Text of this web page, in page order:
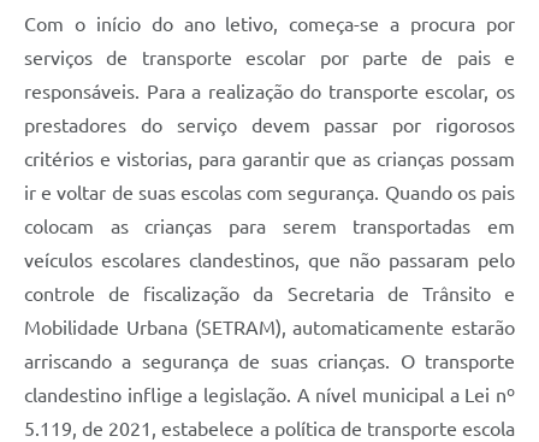
Conta de água (SAS)
PNAB 2026 - Ciclo 2
Intranet
Plano Diretor e Mobilidade Urbana
Festival Gastronômico
Emprega Barbacena
Com o início do ano letivo, começa-se a procura por
serviços de transporte escolar por parte de pais e
responsáveis. Para a realização do transporte escolar, os
prestadores do serviço devem passar por rigorosos
critérios e vistorias, para garantir que as crianças possam
ir e voltar de suas escolas com segurança. Quando os pais
colocam as crianças para serem transportadas em
veículos escolares clandestinos, que não passaram pelo
controle de fiscalização da Secretaria de Trânsito e
Mobilidade Urbana (SETRAM), automaticamente estarão
arriscando a segurança de suas crianças. O transporte
clandestino inflige a legislação. A nível municipal a Lei nº
5.119, de 2021, estabelece a política de transporte escola